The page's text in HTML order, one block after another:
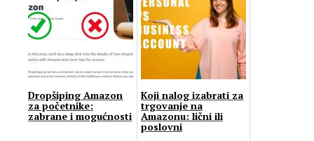
Dropšiping Amazon
za početnike:
zabrane i mogućnosti
Koji nalog izabrati za
trgovanje na
Amazonu: lični ili
poslovni